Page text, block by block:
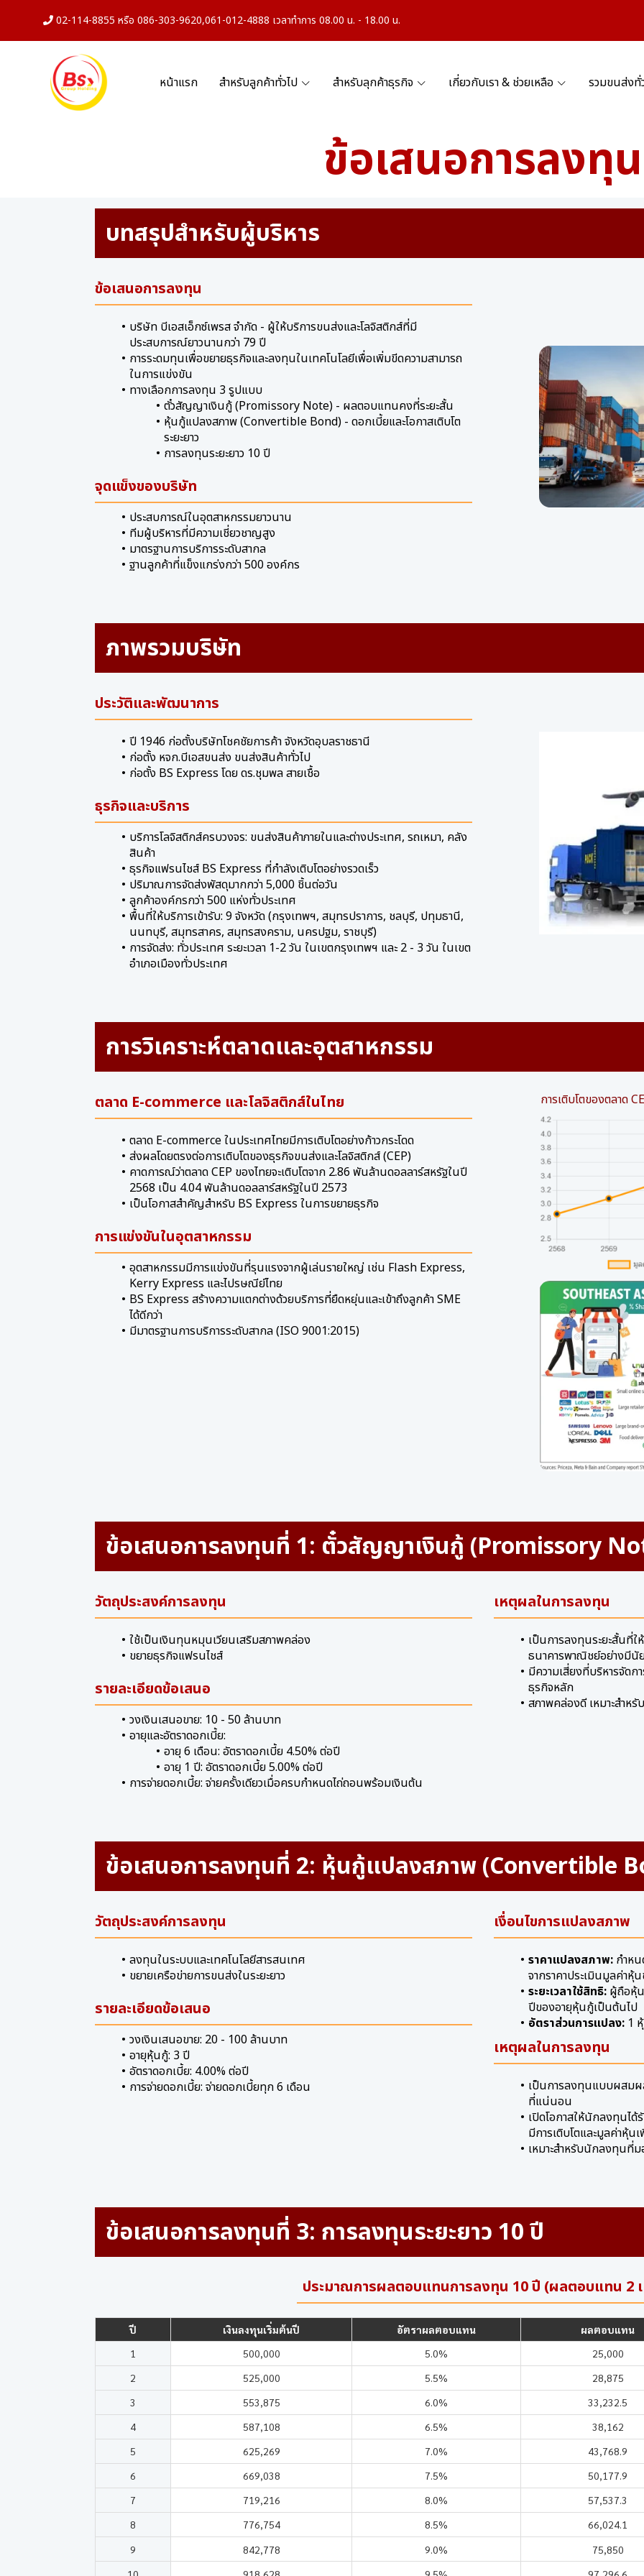
02-114-8855 หรือ 086-303-9620,061-012-4888 เวลาทำการ 08.00 น. - 18.00 น.
หน้าแรก สำหรับลูกค้าทั่วไป สำหรับลุกค้าธุรกิจ เกี่ยวกับเรา & ช่วยเหลือ รวมขนส่งทั่
ข้อเสนอการลงทุน
บทสรุปสำหรับผู้บริหาร
ข้อเสนอการลงทุน
บริษัท บีเอสเอ็กซ์เพรส จำกัด - ผู้ให้บริการขนส่งและโลจิสติกส์ที่มี
ประสบการณ์ยาวนานกว่า 79 ปี
การระดมทุนเพื่อขยายธุรกิจและลงทุนในเทคโนโลยีเพื่อเพิ่มขีดความสามารถ
ในการแข่งขัน
ทางเลือกการลงทุน 3 รูปแบบ
ตั๋วสัญญาเงินกู้ (Promissory Note) - ผลตอบแทนคงที่ระยะสั้น
หุ้นกู้แปลงสภาพ (Convertible Bond) - ดอกเบี้ยและโอกาสเติบโต
ระยะยาว
การลงทุนระยะยาว 10 ปี
จุดแข็งของบริษัท
ประสบการณ์ในอุตสาหกรรมยาวนาน
ทีมผู้บริหารที่มีความเชี่ยวชาญสูง
มาตรฐานการบริการระดับสากล
ฐานลูกค้าที่แข็งแกร่งกว่า 500 องค์กร
ภาพรวมบริษัท
ประวัติและพัฒนาการ
ปี 1946 ก่อตั้งบริษัทโชคชัยการค้าจังหวัดอุบลราชธานี
ก่อตั้ง หจก.บีเอสขนส่ง ขนส่งสินค้าทั่วไป
ก่อตั้ง BS Express โดย ดร.ชุมพล สายเชื้อ
ธุรกิจและบริการ
บริการโลจิสติกส์ครบวงจร: ขนส่งสินค้าภายในและต่างประเทศ, รถเหมา, คลัง
สินค้า
ธุรกิจแฟรนไชส์ BS Express ที่กำลังเติบโตอย่างรวดเร็ว
ปริมาณการจัดส่งพัสดุมากกว่า 5,000 ชิ้นต่อวัน
ลูกค้าองค์กรกว่า 500 แห่งทั่วประเทศ
พื้นที่ให้บริการเข้ารับ: 9 จังหวัด (กรุงเทพฯ, สมุทรปราการ, ชลบุรี, ปทุมธานี,
นนทบุรี, สมุทรสาคร, สมุทรสงคราม, นครปฐม, ราชบุรี)
การจัดส่ง: ทั่วประเทศ ระยะเวลา 1-2 วัน ในเขตกรุงเทพฯ และ 2 - 3 วัน ในเขต
อำเภอเมืองทั่วประเทศ
การวิเคราะห์ตลาดและอุตสาหกรรม
ตลาด E-commerce และโลจิสติกส์ในไทย
ตลาด E-commerce ในประเทศไทยมีการเติบโตอย่างก้าวกระโดด
ส่งผลโดยตรงต่อการเติบโตของธุรกิจขนส่งและโลจิสติกส์ (CEP)
คาดการณ์ว่าตลาด CEP ของไทยจะเติบโตจาก 2.86 พันล้านดอลลาร์สหรัฐในปี
2568 เป็น 4.04 พันล้านดอลลาร์สหรัฐในปี 2573
เป็นโอกาสสำคัญสำหรับ BS Express ในการขยายธุรกิจ
การแข่งขันในอุตสาหกรรม
อุตสาหกรรมมีการแข่งขันที่รุนแรงจากผู้เล่นรายใหญ่ เช่น Flash Express,
Kerry Express และไปรษณีย์ไทย
BS Express สร้างความแตกต่างด้วยบริการที่ยืดหยุ่นและเข้าถึงลูกค้า SME
ได้ดีกว่า
มีมาตรฐานการบริการระดับสากล (ISO 9001:2015)
การเติบโตของตลาด
ข้อเสนอการลงทุนที่ 1: ตั๋วสัญญาเงินกู้ (Promissory
วัตถุประสงค์การลงทุน
ใช้เป็นเงินทุนหมุนเวียนเสริมสภาพคล่อง
ขยายธุรกิจแฟรนไชส์
รายละเอียดข้อเสนอ
วงเงินเสนอขาย: 10 - 50 ล้านบาท
อายุและอัตราดอกเบี้ย:
อายุ 6 เดือน: อัตราดอกเบี้ย 4.50% ต่อปี
อายุ 1 ปี: อัตราดอกเบี้ย 5.00% ต่อปี
การจ่ายดอกเบี้ย: จ่ายครั้งเดียวเมื่อครบกำหนดไถ่ถอนพร้อมเงินต้น
เหตุผลในการลงทุน
เป็นการลงทุนระยะสั้นที่
ธนาคารพาณิชย์อย่างมี
มีความเสี่ยงที่บริหารจัด
ธุรกิจหลัก
สภาพคล่องดี เหมาะสำห
ข้อเสนอการลงทุนที่ 2: หุ้นกู้แปลงสภาพ (Convertible
วัตถุประสงค์การลงทุน
ลงทุนในระบบและเทคโนโลยีสารสนเทศ
ขยายเครือข่ายการขนส่งในระยะยาว
รายละเอียดข้อเสนอ
วงเงินเสนอขาย: 20 - 100 ล้านบาท
อายุหุ้นกู้: 3 ปี
อัตราดอกเบี้ย: 4.00% ต่อปี
การจ่ายดอกเบี้ย: จ่ายดอกเบี้ยทุก 6 เดือน
เงื่อนไขการแปลงสภาพ
ราคาแปลงสภาพ:กำหน
จากราคาประเมินมูลค่า
ระยะเวลาใช้สิทธิ:ผู้ถือหุ้น
ปีของอายุหุ้นกู้เป็นต้นไป
อัตราส่วนการแปลง:1
เหตุผลในการลงทุน
เป็นการลงทุนแบบผสม
ที่แน่นอน
เปิดโอกาสให้นักลงทุนไ
มีการเติบโตและมูลค่าหุ้
เหมาะสำหรับนักลงทุนที่
ข้อเสนอการลงทุนที่ 3: การลงทุนระยะยาว 10 ปี
ประมาณการผลตอบแทนการลงทุน 10 ปี (ผลตอบแทน 2
ปี เงินลงทุนเริ่มต้นปี อัตราผลตอบแทน
ผลตอบแทน
1
500,000 5.0%
25,000
2
525,000 5.5%
28,875
3
553,875 6.0%
33,232.5
4
587,108 6.5%
38,162
5
625,269 7.0%
43,768.9
6
669,038 7.5%
50,177.9
7
719,216 8.0%
57,537.3
8
776,754 8.5%
66,024.1
9
842,778 9.0%
75,850